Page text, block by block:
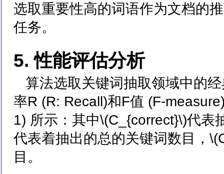
选取重要性高的词语作为文档的
任务。
5. 性能评估分析
算法选取关键词抽取领域中的
率R (R: Recall)和F值 (F-
1) 所示：其中\(C_{correct}\)代表
代表着抽出的总的关键词数目，
目。